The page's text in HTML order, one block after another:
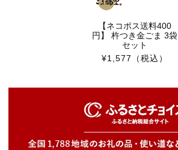
【ネコポス送料400
円】 杵つき金ごま 3袋
セット
¥1,577
（税込）